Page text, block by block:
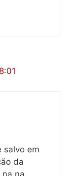
salvo em
da